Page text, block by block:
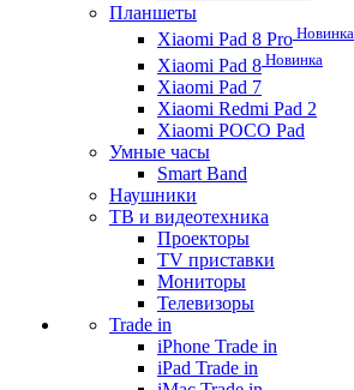
Планшеты
Xiaomi Pad 8 Pro Новинка
Xiaomi Pad 8 Новинка
Xiaomi Pad 7
Xiaomi Redmi Pad 2
Xiaomi POCO Pad
Умные часы
Smart Band
Наушники
ТВ и видеотехника
Проекторы
TV приставки
Мониторы
Телевизоры
Trade in
iPhone Trade in
iPad Trade in